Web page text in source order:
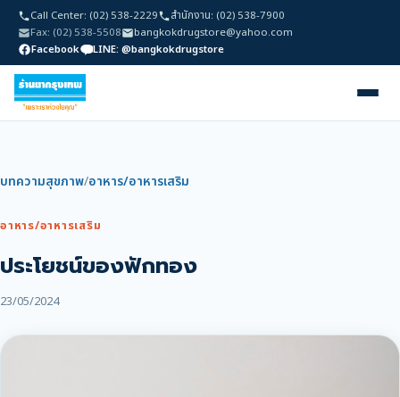
Call Center: (02) 538-2229
สำนักงาน: (02) 538-7900
Fax: (02) 538-5508
bangkokdrugstore@yahoo.com
Facebook
LINE: @bangkokdrugstore
บทความสุขภาพ/อาหาร/อาหารเสริม
อาหาร/อาหารเสริม
ประโยชน์ของฟักทอง
23/05/2024